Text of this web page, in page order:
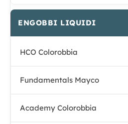
ENGOBBI LIQUIDI
HCO Colorobbia
Fundamentals Mayco
Academy Colorobbia